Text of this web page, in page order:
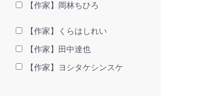
【作家】岡林ちひろ
【作家】くらはしれい
【作家】田中達也
【作家】ヨシタケシンスケ